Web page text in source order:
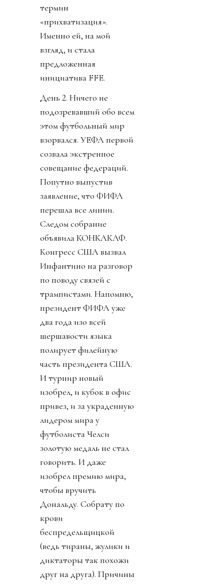
термин
«прихватизация».
Именно ей, на мой
взгляд, и стала
предложенная
инициатива FFE.
День 2. Ничего не
подозревавший обо всем
этом футбольный мир
взорвался. УЕФА первой
созвала экстренное
совещание федераций.
Попутно выпустив
заявление, что ФИФА
перешла все линии.
Следом собрание
объявила КОНКАКАФ.
Конгресс США вызвал
Инфантино на разговор
по поводу связей с
трампистами. Напомню,
президент ФИФА уже
два года изо всей
шершавости языка
полирует филейную
часть президента США.
И турнир новый
изобрел, и кубок в офис
привез, и за украденную
лидером мира у
футболиста Челси
золотую медаль не стал
говорить. И даже
изобрел премию мира,
чтобы вручить
Дональду. Собрату по
крови
беспредельщицкой
(ведь тираны, жулики и
диктаторы так похожи
друг на друга). Причины